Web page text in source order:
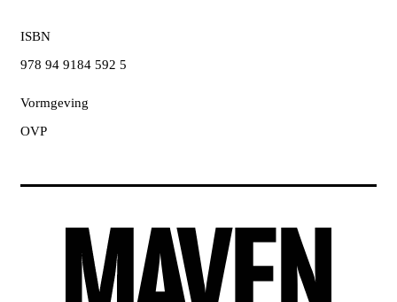
ISBN
978 94 9184 592 5
Vormgeving
OVP